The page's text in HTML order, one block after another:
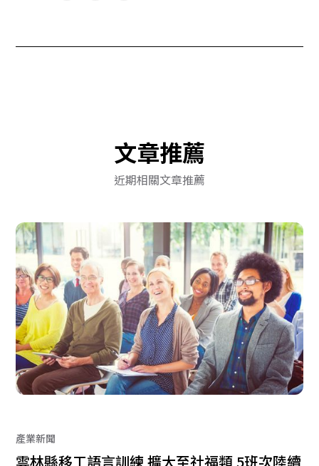
文章推薦
近期相關文章推薦
產業新聞
雲林縣移工語言訓練 擴大至社福類 5班次陸續